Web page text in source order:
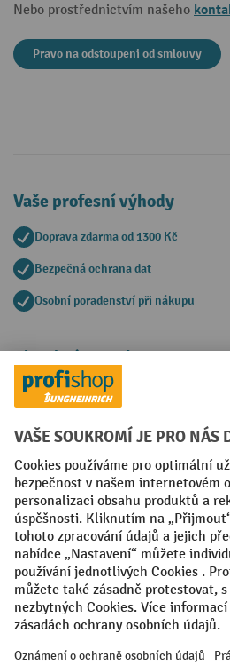
Nebo prostřednictvím našeho
Pravo na odstoupeni od smlouvy
Vaše profesní výhody
Doprava zdarma od 1300 Kč
Bezpečná ochrana dat
Osobní poradenství při nákupu
Platební metody
Faktura
Sociální sítě
Facebook
YouTube
LinkedIn
VODP Otisk
Prohlášení o ochraně osobních